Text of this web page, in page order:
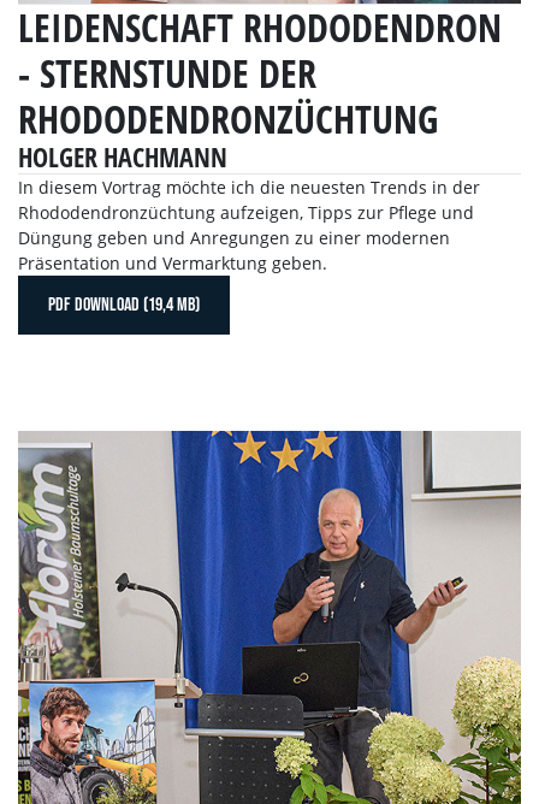
LEIDENSCHAFT RHODODENDRON
- STERNSTUNDE DER
RHODODENDRONZÜCHTUNG
HOLGER HACHMANN
In diesem Vortrag möchte ich die neuesten Trends in der
Rhododendronzüchtung aufzeigen, Tipps zur Pflege und
Düngung geben und Anregungen zu einer modernen
Präsentation und Vermarktung geben.
PDF DOWNLOAD (19,4 MB)